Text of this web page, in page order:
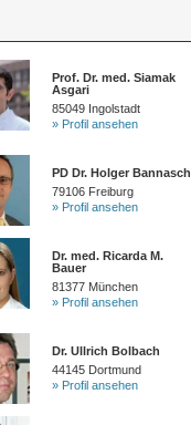
Prof. Dr. med. Siamak
Asgari
85049 Ingolstadt
» Profil ansehen
PD Dr. Holger Bannasch
79106 Freiburg
» Profil ansehen
Dr. med. Ricarda M.
Bauer
81377 München
» Profil ansehen
Dr. Ullrich Bolbach
44145 Dortmund
» Profil ansehen